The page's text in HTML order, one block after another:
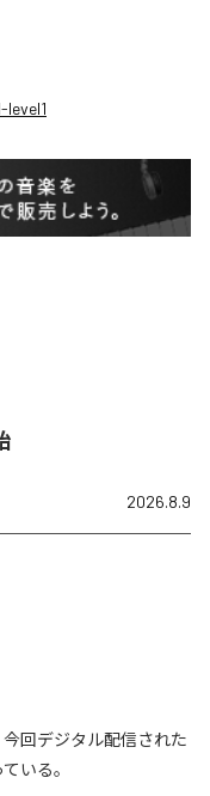
2026.8.9
今回デジタル配信された
いる。